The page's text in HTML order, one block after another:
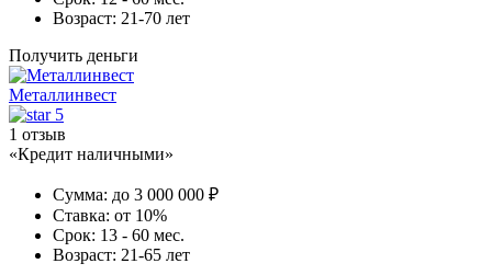
Возраст: 21-70 лет
Получить деньги
Металлинвест
5
1 отзыв
«Кредит наличными»
Сумма: до 3 000 000 ₽
Ставка: от 10%
Срок: 13 - 60 мес.
Возраст: 21-65 лет